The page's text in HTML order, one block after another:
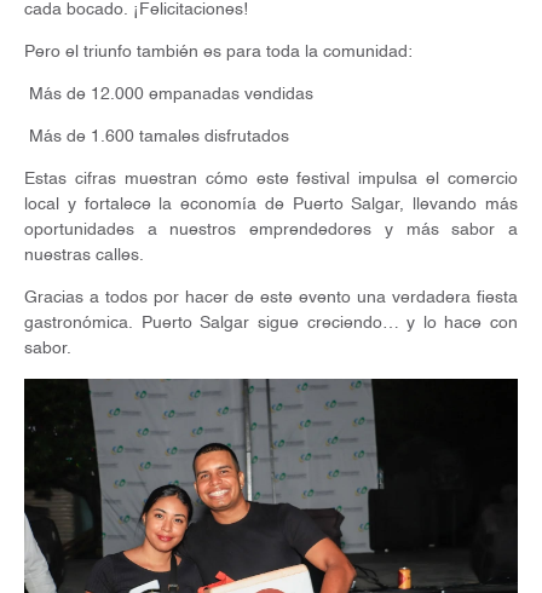
cada bocado. ¡Felicitaciones!
Pero el triunfo también es para toda la comunidad:
Más de 12.000 empanadas vendidas
Más de 1.600 tamales disfrutados
Estas cifras muestran cómo este festival impulsa el comercio
local y fortalece la economía de Puerto Salgar, llevando más
oportunidades a nuestros emprendedores y más sabor a
nuestras calles.
Gracias a todos por hacer de este evento una verdadera fiesta
gastronómica. Puerto Salgar sigue creciendo… y lo hace con
sabor.